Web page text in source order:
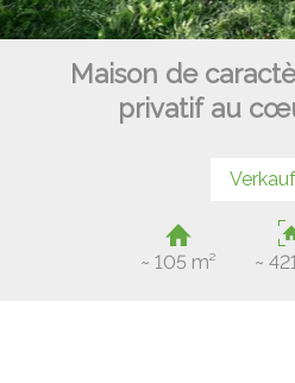
Maison de
privatif au
~ 105 m² ~